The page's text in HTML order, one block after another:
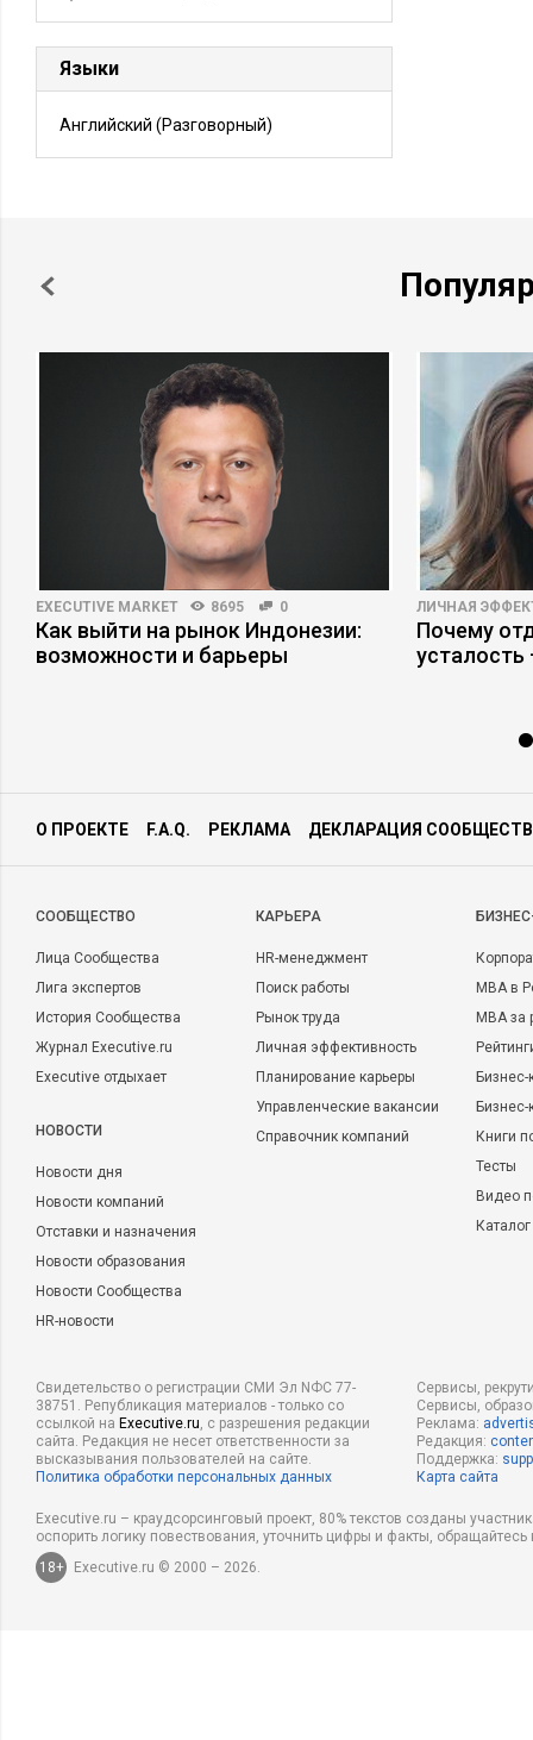
Языки
Английский (Разговорный)
EXECUTIVE MARKET 8695 0
Как выйти на рынок Индонезии:
возможности и барьеры
ЛИЧНАЯ
Почему
О ПРОЕКТЕ F.A.Q. РЕКЛАМА ДЕКЛАРАЦИЯ
CООБЩЕСТВО
Лица Сообщества
Лига экспертов
История Сообщества
Журнал Executive.ru
Executive отдыхает
НОВОСТИ
Новости дня
Новости компаний
Отставки и назначения
Новости образования
Новости Сообщества
HR-новости
КАРЬЕРА
HR-менеджмент
Поиск работы
Рынок труда
Личная эффективность
Планирование карьеры
Управленческие вакансии
Справочник компаний
MBA в
MBA
Бизнес-
Книги
Тесты
Видео
Свидетельство о регистрации СМИ Эл NФС 77-
38751. Републикация материалов - только со
ссылкой на Executive.ru, с разрешения редакции
сайта. Редакция не несет ответственности за
высказывания пользователей на сайте.
Политика обработки персональных данных
Сервисы,
Сервисы,
Реклама:
Редакция:
Поддержка:
Карта сайта
Executive.ru – краудсорсинговый проект, 80% текстов созданы
оспорить логику повествования, уточнить цифры и факты,
18+
Executive.ru © 2000 – 2026.